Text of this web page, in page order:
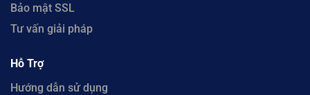
Bảo mật SSL
Tư vấn giải pháp
Hỗ Trợ
Hướng dẫn sử dụng